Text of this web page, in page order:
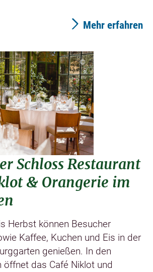
Mehr erfahren
©
Schloss Restaurant
& Orangerie im
Herbst können Besucher
Kaffee, Kuchen und Eis in der
genießen. In den
öffnet das Café Niklot und